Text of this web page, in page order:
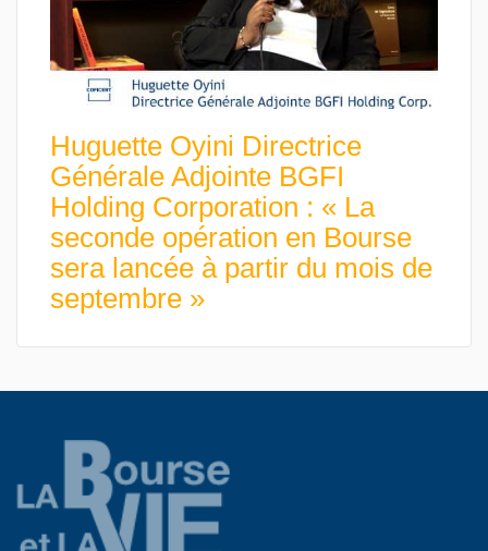
Huguette Oyini Directrice
Générale Adjointe BGFI
Holding Corporation : « La
seconde opération en Bourse
sera lancée à partir du mois de
septembre »